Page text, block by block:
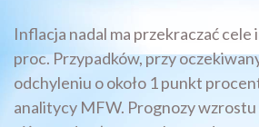
Inflacja nadal ma przekraczać
proc. Przypadków, przy
odchyleniu o około 1 punkt
analitycy MFW. Prognozy wzrostu